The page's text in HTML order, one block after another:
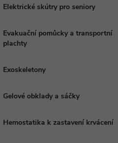
Elektrické skútry pro seniory
Evakuační pomůcky a transportní
plachty
Exoskeletony
Gelové obklady a sáčky
Hemostatika k zastavení krvácení